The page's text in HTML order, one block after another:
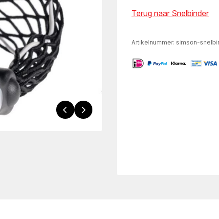
Terug naar Snelbinder
Artikelnummer: simson-